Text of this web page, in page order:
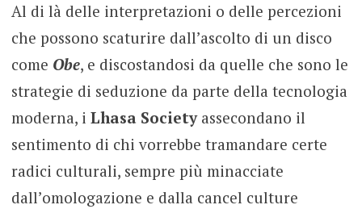
Al di là delle interpretazioni o delle percezioni
che possono scaturire dall’ascolto di un disco
come Obe, e discostandosi da quelle che sono le
strategie di seduzione da parte della tecnologia
moderna, i Lhasa Societyassecondano il
sentimento di chi vorrebbe tramandare certe
radici culturali, sempre più minacciate
dall’omologazione e dalla cancel culture